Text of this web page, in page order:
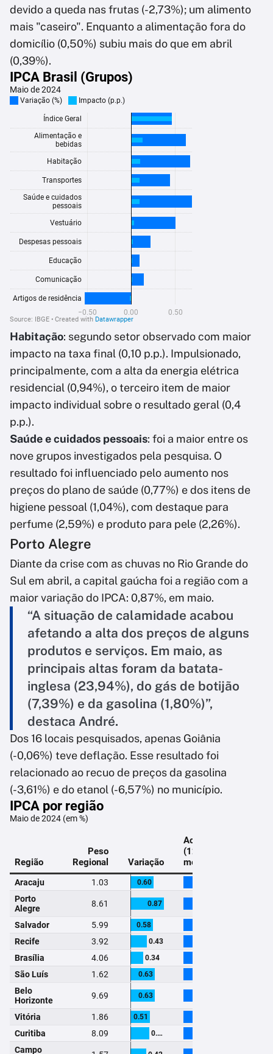
devido a queda nas frutas (-2,73%); um alimento
mais "caseiro". Enquanto a alimentação fora do
domicílio (0,50%) subiu mais do que em abril
(0,39%).
Habitação: segundo setor observado com maior
impacto na taxa final (0,10 p.p.). Impulsionado,
principalmente, com a alta da energia elétrica
residencial (0,94%), o terceiro item de maior
impacto individual sobre o resultado geral (0,4
p.p.).
Saúde e cuidados pessoais: foi a maior entre os
nove grupos investigados pela pesquisa. O
resultado foi influenciado pelo aumento nos
preços do plano de saúde (0,77%) e dos itens de
higiene pessoal (1,04%), com destaque para
perfume (2,59%) e produto para pele (2,26%).
Porto Alegre
Diante da crise com as chuvas no Rio Grande do
Sul em abril, a capital gaúcha foi a região com a
maior variação do IPCA: 0,87%, em maio.
“A situação de calamidade acabou
afetando a alta dos preços de alguns
produtos e serviços. Em maio, as
principais altas foram da batata-
inglesa (23,94%), do gás de botijão
(7,39%) e da gasolina (1,80%)”,
destaca André.
Dos 16 locais pesquisados, apenas Goiânia
(-0,06%) teve deflação. Esse resultado foi
relacionado ao recuo de preços da gasolina
(-3,61%) e do etanol (-6,57%) no município.